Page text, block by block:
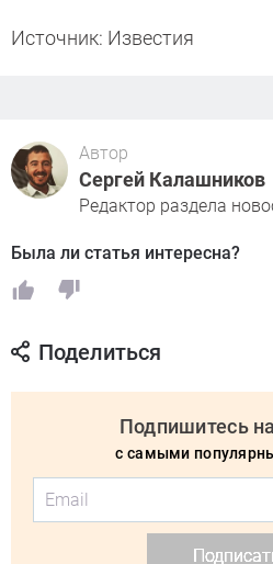
Источник: Известия
Автор
Сергей Калашников
Редактор раздела
Была ли статья интересна?
Поделиться
Подпишитесь
с самыми